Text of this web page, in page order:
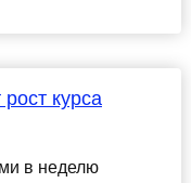
курса
в неделю